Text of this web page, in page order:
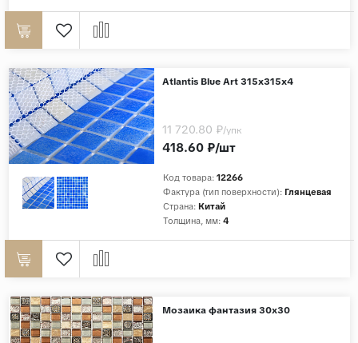
Atlantis Blue Art 315х315х4
Код товара: 12266
Фактура (тип поверхности): Глянцевая
Страна: Китай
Толщина, мм: 4
418.60 ₽/шт
11 720.80 ₽/упк
Мозаика фантазия 30х30